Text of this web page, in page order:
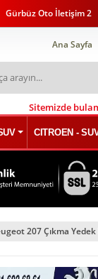
Gürbüz Oto İletişim 2
Ana Sayfa
Sitemizde
CITROEN -
207 Çıkma Yedek